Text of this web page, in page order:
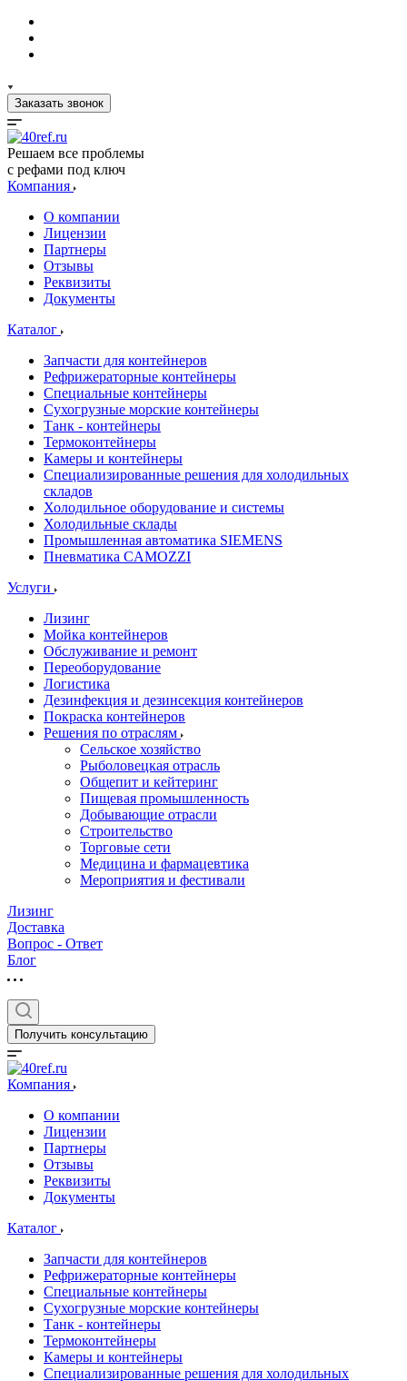
Заказать звонок
Решаем все проблемы
с рефами под ключ
Компания
О компании
Лицензии
Партнеры
Отзывы
Реквизиты
Документы
Каталог
Запчасти для контейнеров
Рефрижераторные контейнеры
Специальные контейнеры
Сухогрузные морские контейнеры
Танк - контейнеры
Термоконтейнеры
Камеры и контейнеры
Специализированные решения для холодильных
складов
Холодильное оборудование и системы
Холодильные склады
Промышленная автоматика SIEMENS
Пневматика CAMOZZI
Услуги
Лизинг
Мойка контейнеров
Обслуживание и ремонт
Переоборудование
Логистика
Дезинфекция и дезинсекция контейнеров
Покраска контейнеров
Решения по отраслям
Сельское хозяйство
Рыболовецкая отрасль
Общепит и кейтеринг
Пищевая промышленность
Добывающие отрасли
Строительство
Торговые сети
Медицина и фармацевтика
Мероприятия и фестивали
Лизинг
Доставка
Вопрос - Ответ
Блог
Получить консультацию
Компания
О компании
Лицензии
Партнеры
Отзывы
Реквизиты
Документы
Каталог
Запчасти для контейнеров
Рефрижераторные контейнеры
Специальные контейнеры
Сухогрузные морские контейнеры
Танк - контейнеры
Термоконтейнеры
Камеры и контейнеры
Специализированные решения для холодильных